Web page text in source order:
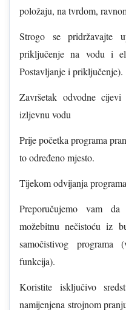
položaju, na tvrdom,
Strogo se pridržavajte
priključenje na vodu i
Postavljanje i priključenje).
Završetak odvodne
izljevnu vodu
Prije početka programa
to određeno mjesto.
Tijekom odvijanja
Preporučujemo vam
možebitnu nečistoću iz
samočistivog
funkcija).
Koristite isključivo
namijenjena strojnom